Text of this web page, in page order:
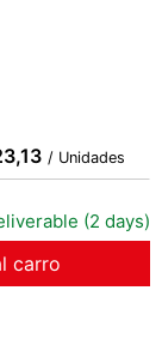
/ Unidades
(2 days)
carro